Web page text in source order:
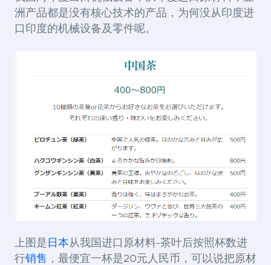
洲产品都是没有核心技术的产品，为何没从印度进
口印度的机械设备及零件呢。
上图是 日本从我国进口原材料-茶叶后按照杯数进
行销售 ，最便宜一杯是20元人民币，可以说把原材